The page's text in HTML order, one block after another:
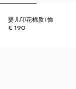
婴儿印花棉质T恤
€ 190